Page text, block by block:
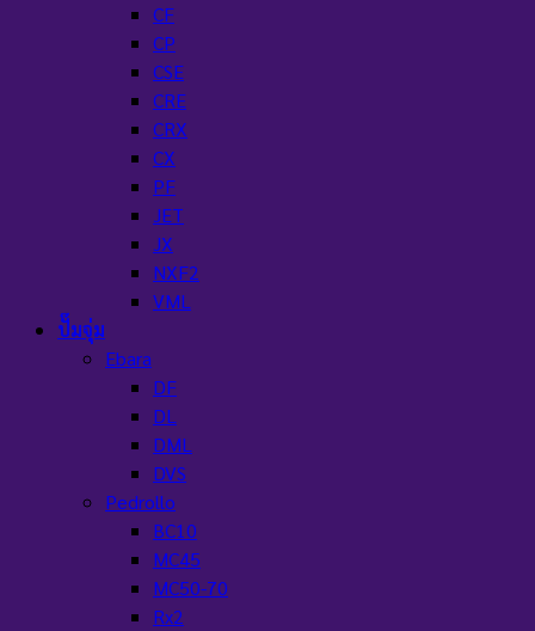
CF
CP
CSE
CRE
CRX
CX
PF
JET
JX
NXF2
VML
ปั๊มจุ่ม
Ebara
DF
DL
DML
DVS
Pedrollo
BC10
MC45
MC50-70
Rx2